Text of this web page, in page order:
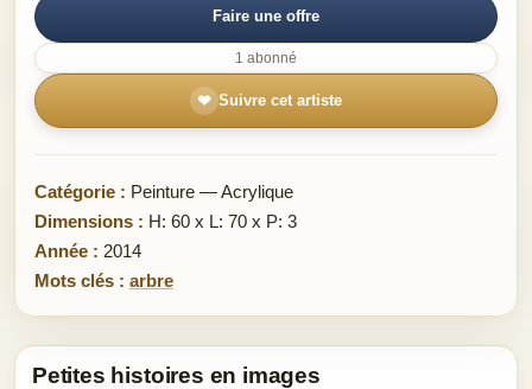
Faire une offre
1 abonné
❤ Suivre cet artiste
Catégorie : Peinture — Acrylique
Dimensions : H: 60 x L: 70 x P: 3
Année : 2014
Mots clés : arbre
Petites histoires en images